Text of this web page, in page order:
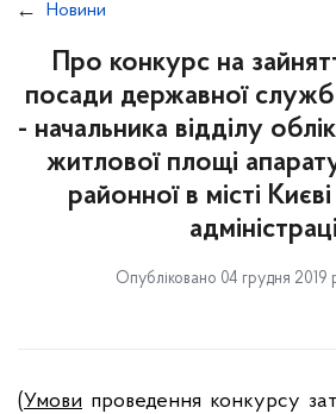
Новини
Про конкурс на
посади державної
- начальника відділу
житлової площі
районної в місті
Опубліковано 04 грудня 2019
(Умови проведення конкурсу